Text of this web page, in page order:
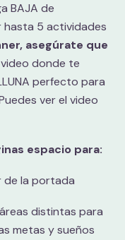
BAJA de
5 actividades
asegúrate que
donde te
perfecto para
ver el video
espacio para:
de la portada
distintas para
metas y sueños